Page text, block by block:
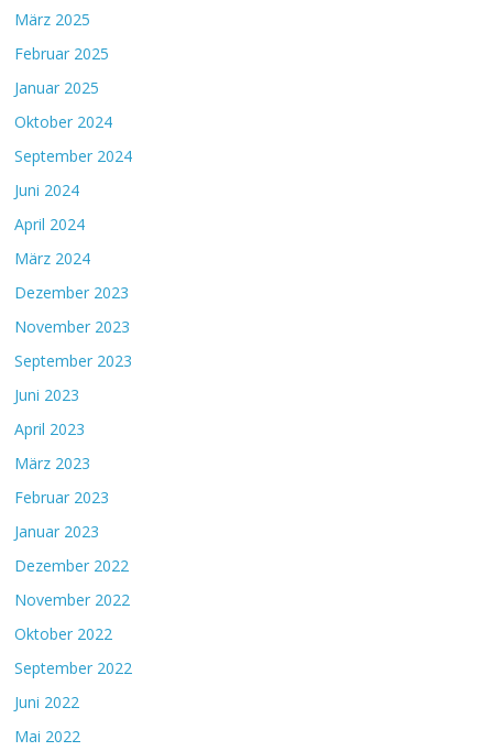
März 2025
Februar 2025
Januar 2025
Oktober 2024
September 2024
Juni 2024
April 2024
März 2024
Dezember 2023
November 2023
September 2023
Juni 2023
April 2023
März 2023
Februar 2023
Januar 2023
Dezember 2022
November 2022
Oktober 2022
September 2022
Juni 2022
Mai 2022